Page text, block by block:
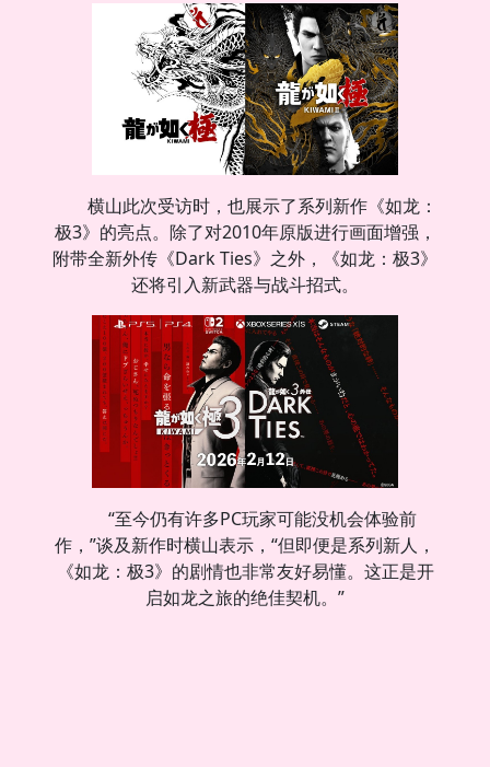
横山此次受访时，也展示了系列新作《如龙：
极3》的亮点。除了对2010年原版进行画面增强，
附带全新外传《Dark Ties》之外，《如龙：极3》
还将引入新武器与战斗招式。
“至今仍有许多PC玩家可能没机会体验前
作，”谈及新作时横山表示，“但即便是系列新人，
《如龙：极3》的剧情也非常友好易懂。这正是开
启如龙之旅的绝佳契机。”